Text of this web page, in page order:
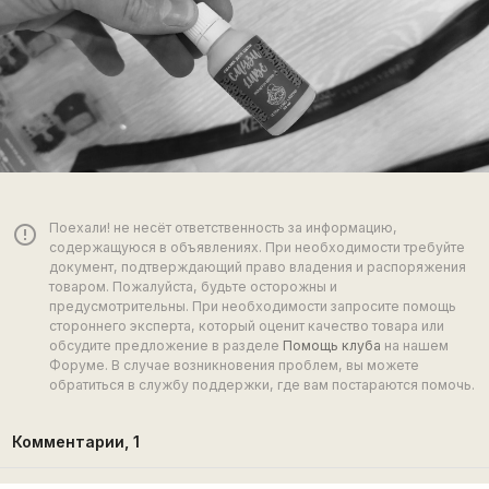
error_outline
Поехали! не несёт ответственность за информацию,
содержащуюся в объявлениях. При необходимости требуйте
документ, подтверждающий право владения и распоряжения
товаром. Пожалуйста, будьте осторожны и
предусмотрительны. При необходимости запросите помощь
стороннего эксперта, который оценит качество товара или
обсудите предложение в разделе Помощь клуба на нашем
Форуме. В случае возникновения проблем, вы можете
обратиться в службу поддержки, где вам постараются помочь.
Комментарии, 1